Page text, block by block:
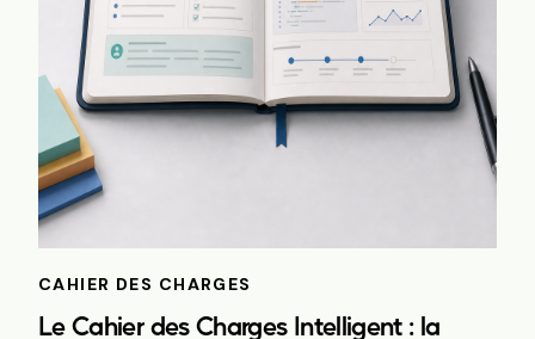
CAHIER DES CHARGES
Le Cahier des Charges Intelligent : la